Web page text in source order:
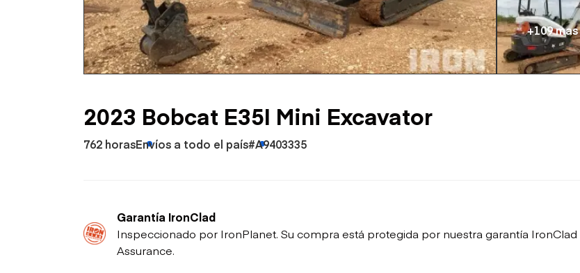
Petróleo y gas
Excavadoras
Motoniveladoras
Minicargadoras
Omitir cargadores
Raspadores
Trailers
Remolques volcados
Remolques de
plataforma
Remolques de troncos
+109 mas
2023 Bobcat E35I Mini Excavator
762 horasEnvíos a todo el país#A9403335
Garantía IronClad
Inspeccionado por IronPlanet. Su compra está protegida por nuestra garantía IronClad
Assurance.